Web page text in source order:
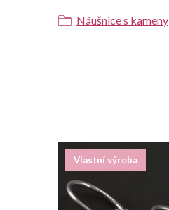
Náušnice s kameny
Vlastní výroba